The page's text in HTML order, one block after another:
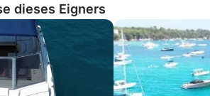
Speisen + 6 x 0,5 l stilles
l Cola: 70 €
auf Anfrage
dieses Eigners